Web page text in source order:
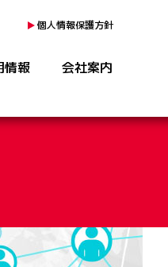
個人情報保護方針
ップ法人営業課
トリアス久山店
情報 会社案内